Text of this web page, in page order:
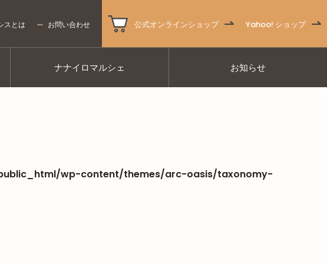
スとは お問い合わせ 公式オンラインショップ Yahoo! ショップ
ナナイロマルシェ お知らせ
wp-content/themes/arc-oasis/taxonomy-